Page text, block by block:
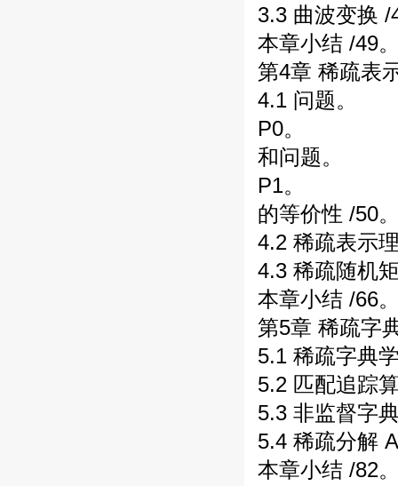
3.3 曲波变换 /
本章小结 /49
第4章 稀疏表
4.1 问题。
P0。
和问题。
P1。
的等价性 /50
4.2 稀疏表示
4.3 稀疏随机
本章小结 /66
第5章 稀疏字
5.1 稀疏字典
5.2 匹配追踪
5.3 非监督字
5.4 稀疏分解
本章小结 /82